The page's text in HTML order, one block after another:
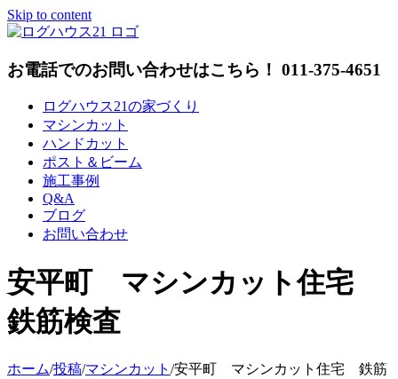
Skip to content
お電話でのお問い合わせはこちら！ 011-375-4651
ログハウス21の家づくり
マシンカット
ハンドカット
ポスト＆ビーム
施工事例
Q&A
ブログ
お問い合わせ
安平町 マシンカット住宅
鉄筋検査
ホーム/投稿/マシンカット /安平町 マシンカット住宅 鉄筋